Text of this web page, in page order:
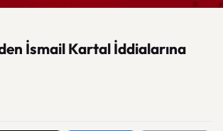
İsmail Kartal İddialarına